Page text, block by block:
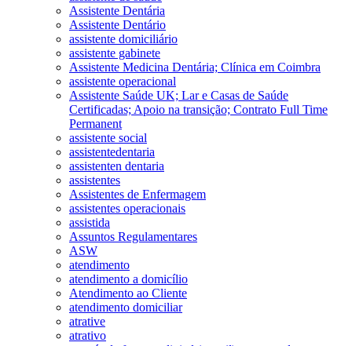
Assistente Dentária
Assistente Dentário
assistente domiciliário
assistente gabinete
Assistente Medicina Dentária; Clínica em Coimbra
assistente operacional
Assistente Saúde UK; Lar e Casas de Saúde
Certificadas; Apoio na transição; Contrato Full Time
Permanent
assistente social
assistentedentaria
assistenten dentaria
assistentes
Assistentes de Enfermagem
assistentes operacionais
assistida
Assuntos Regulamentares
ASW
atendimento
atendimento a domicílio
Atendimento ao Cliente
atendimento domiciliar
atrative
atrativo